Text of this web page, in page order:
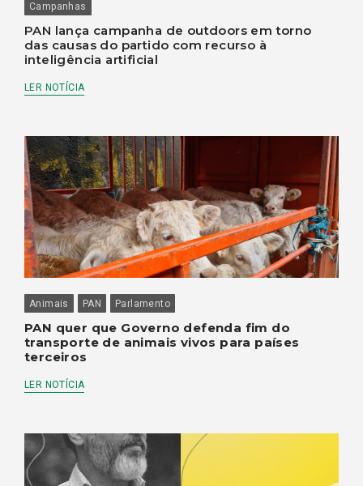
Campanhas
PAN lança campanha de outdoors em torno
das causas do partido com recurso à
inteligência artificial
LER NOTÍCIA
Animais PAN Parlamento
PAN quer que Governo defenda fim do
transporte de animais vivos para países
terceiros
LER NOTÍCIA